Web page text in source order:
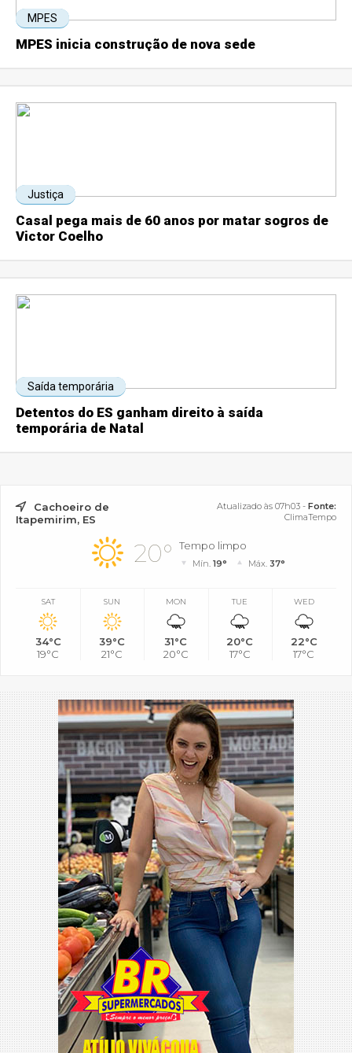
MPES
MPES inicia construção de nova sede
Justiça
Casal pega mais de 60 anos por matar sogros de
Victor Coelho
Saída temporária
Detentos do ES ganham direito à saída
temporária de Natal
Cachoeiro de
Itapemirim, ES
Atualizado às 07h03 - Fonte:
ClimaTempo
20° Tempo limpo
Mín.19° Máx. 37°
SAT
34°C
19°C
SUN
39°C
21°C
MON
31°C
20°C
TUE
20°C
17°C
WED
22°C
17°C